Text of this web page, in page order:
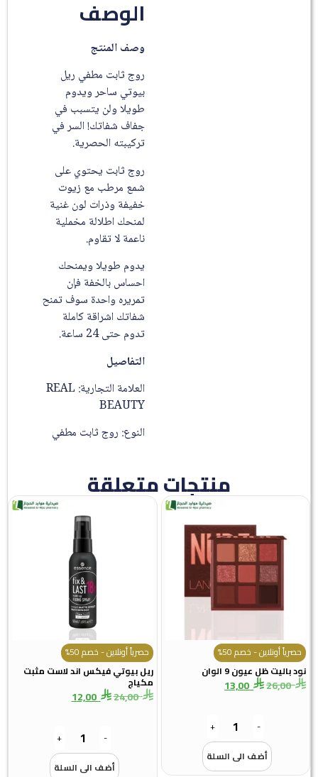
الوصف
وصف المنتج
روج ثابت مطفي ريل
بيوتي ساحر ويدوم
طويلا ولن يتسبب في
جفاف شفاتك! السر في
تركيبته الحصرية.
روج ثابت يحتوي على
شمع مرطب مع زيوت
خفيفة وذرات لون غنية
لمنحك اطلالة مخملية
ناعمة لا تقاوم.
يدوم طويلا ويمنحك
احساس بالخفة فإن
تمريره واحدة سوف تمنح
شفاتك اشراقة كاملة
تدوم حتى 24 ساعة.
التفاصيل
العلامة التجارية: REAL
BEAUTY
النوع: روج ثابت مطفي
منتجات متعلقة
حصرياً أونلاين - خصم 50%
نود باليت ظل عيون 9 الوان
26,00
13,00
-
+
أضف الى السلة
حصرياً أونلاين - خصم 50%
ريل بيوتي فيكس اند لاست مثبت
مكياج
24,00
12,00
-
+
أضف الى السلة